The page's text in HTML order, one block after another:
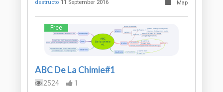
destructo 11 September 2016 Map
Free
ABC De La Chimie#1
2524
1